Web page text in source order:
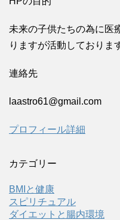
未来の子供たちの為に医
りますが活動しておりま
連絡先
laastro61@gmail.com
プロフィール詳細
カテゴリー
BMIと健康
スピリチュアル
ダイエットと腸内環境